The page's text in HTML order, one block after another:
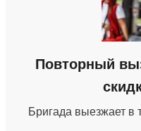
Повторный
Бригада выезжает в